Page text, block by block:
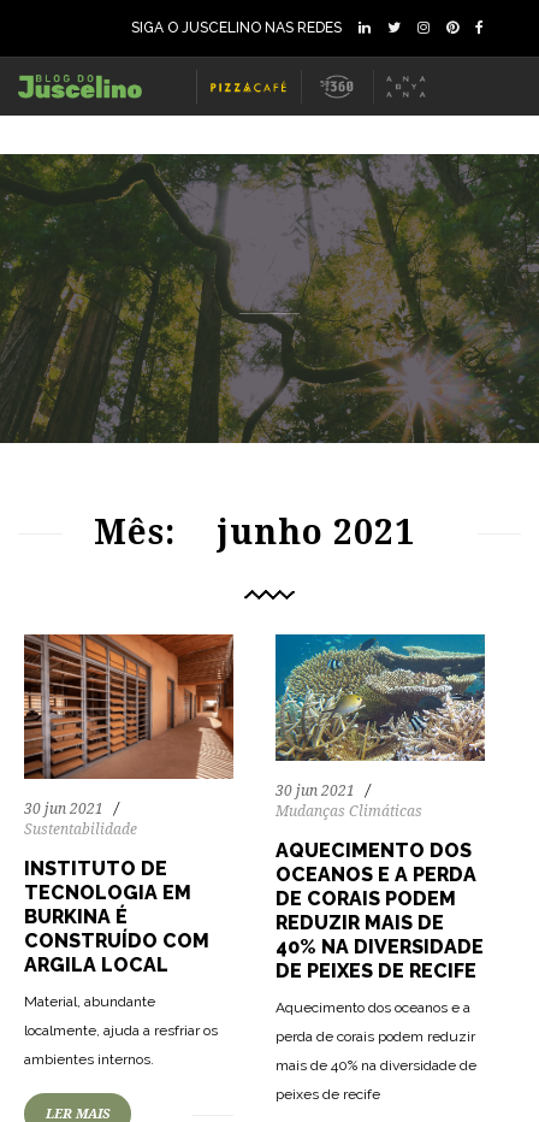
SIGA O JUSCELINO NAS REDES
Mês: junho 2021
30 jun 2021
Sustentabilidade
INSTITUTO DE
TECNOLOGIA EM
BURKINA É
CONSTRUÍDO COM
ARGILA LOCAL
Material, abundante
localmente, ajuda a resfriar os
ambientes internos.
LER MAIS
30 jun 2021
Mudanças Climáticas
AQUECIMENTO DOS
OCEANOS E A PERDA
DE CORAIS PODEM
REDUZIR MAIS DE
40% NA DIVERSIDADE
DE PEIXES DE RECIFE
Aquecimento dos oceanos e a
perda de corais podem reduzir
mais de 40% na diversidade de
peixes de recife